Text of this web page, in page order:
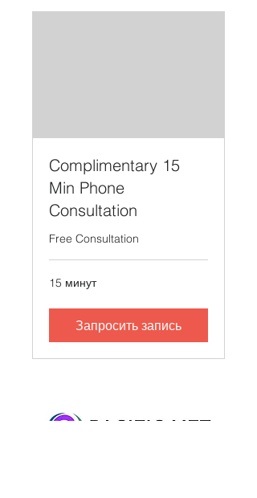
Complimentary 15
Min Phone
Consultation
Free Consultation
15 минут
Запросить запись